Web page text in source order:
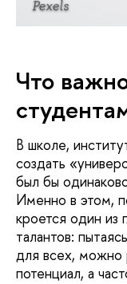
Pexels
Что
В школе,
создать
был бы
Именно в этом,
кроется один из
талантов:
для всех, можно
потенциал, а